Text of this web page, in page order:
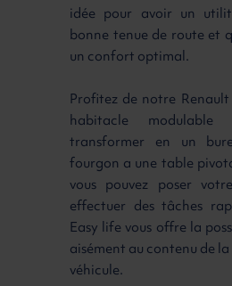
idée pour avoir un
bonne tenue de route et
un confort optimal.
Profitez de notre
habitacle
transformer en un
fourgon a une table
vous pouvez poser
effectuer des tâches
Easy life vous offre la
aisément au contenu de
véhicule.